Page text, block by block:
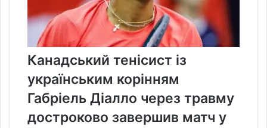
Канадський тенісист із
українським корінням
Габріель Діалло через травму
достроково завершив матч у